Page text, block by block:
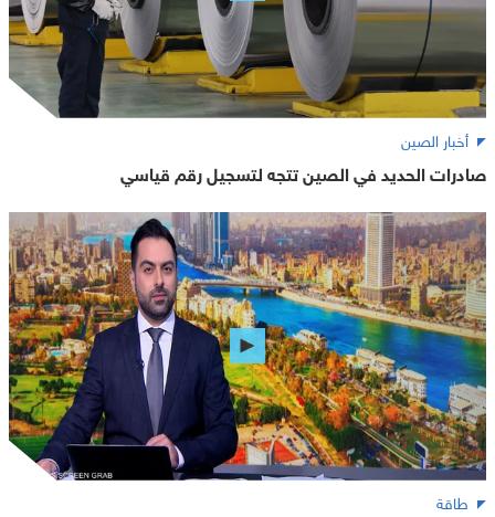
أخبار الصين
صادرات الحديد في الصين تتجه لتسجيل رقم قياسي
طاقة